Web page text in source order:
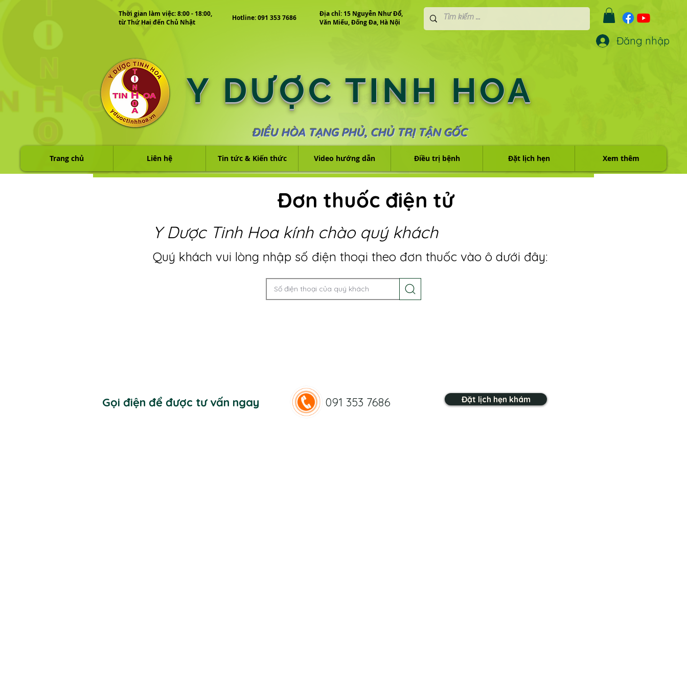
Đăng nhập
Thời gian làm việc: 8:00 - 18:00,
từ Thứ Hai đến Chủ Nhật
Hotline: 091 353 7686
Địa chỉ: 15 Nguyễn Như Đổ,
Văn Miếu, Đống Đa, Hà Nội
Y DƯỢC TINH HOA
ĐIỀU HÒA TẠNG PHỦ, CHỦ TRỊ TẬN GỐC
Trang chủ Liên hệ Tin tức & Kiến thức Video hướng dẫn Điều trị bệnh Đặt lịch hẹn Xem thêm
Đơn thuốc điện tử
Y Dược Tinh Hoa kính chào quý khách
Quý khách vui lòng nhập số điện thoại theo đơn thuốc vào ô dưới đây:
Gọi điện để được tư vấn ngay 091 353 7686 Đặt lịch hẹn khám